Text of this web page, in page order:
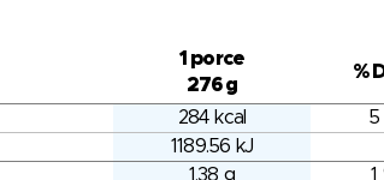
1 porce
276 g
%
284 kcal
5
1189.56 kJ
1.38 g
1